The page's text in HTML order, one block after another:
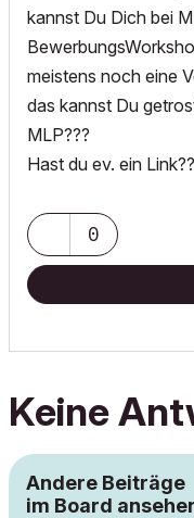
kannst Du Dich bei
meistens noch eine
das kannst Du
MLP???
Hast du ev. ein
0
Keine
Andere Beiträge
im Board